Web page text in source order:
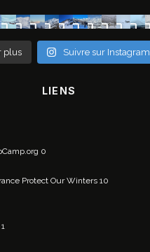
plus Suivre sur Instagram
LIENS
0
Protect Our Winters 10
1